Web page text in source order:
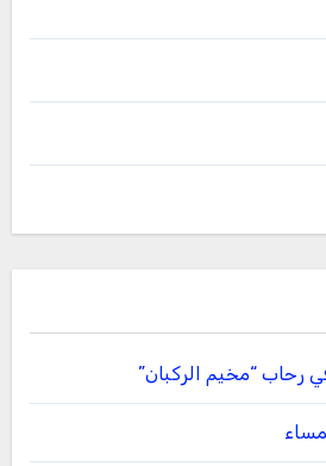
رحاب “مخيم الركبان”